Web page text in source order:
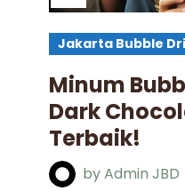
Jakarta Bubble
Minum
Dark
Terbaik!
byAdmin JBD